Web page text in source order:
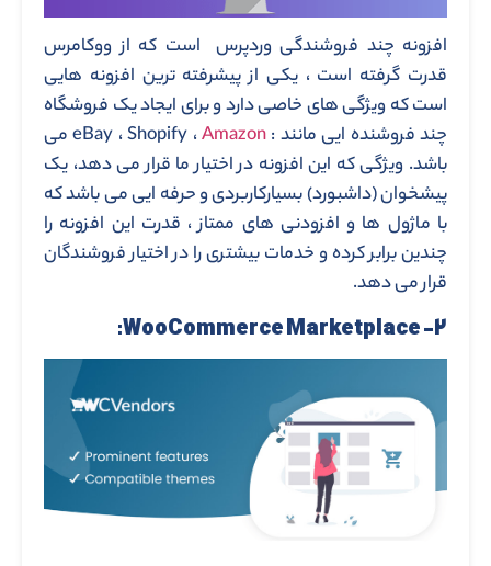
افزونه چند فروشندگی وردپرس است که از ووکامرس
قدرت گرفته است ، یکی از پیشرفته ترین افزونه هایی
است که ویژگی های خاصی دارد و برای ایجاد یک فروشگاه
چند فروشنده ایی مانند : eBay ، Shopify ،Amazon
می
باشد. ویژگی که این افزونه در اختیار ما قرار می دهد، یک
پیشخوان (داشبورد) بسیارکاربردی و حرفه ایی می باشد که
با ماژول ها و افزودنی های ممتاز ، قدرت این افزونه را
چندین برابر کرده و خدمات بیشتری را در اختیار فروشندگان
قرار می دهد.
۲-
WooCommerceMarketplace: